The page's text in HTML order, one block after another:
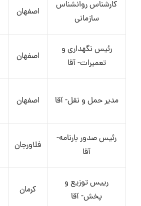
کارشناس روانشناس
سازمانی
اصفهان
رئیس نگهداری و
تعمیرات- آقا
اصفهان
مدیر حمل و نقل- آقا اصفهان
رئیس صدور بارنامه-
آقا
فلاورجان
رییس توزیع و
پخش- آقا
کرمان